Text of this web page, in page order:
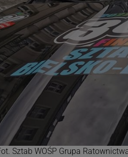
Sztab WOŚP Grupa